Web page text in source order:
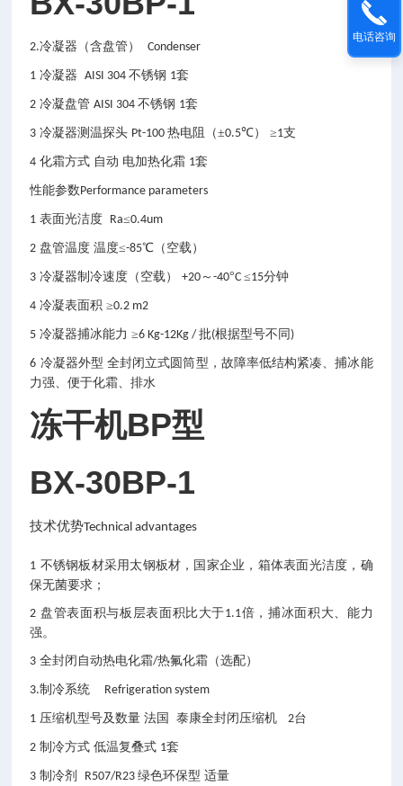
2.冷凝器（含盘管）Condenser
1 冷凝器 AISI 304不锈钢 1套
2 冷凝盘管AISI 304不锈钢 1套
3 冷凝器测温探头 Pt-100热电阻（±0.5℃） ≥1支
4 化霜方式 自动 电加热化霜 1套
性能参数Performance parameters
1 表面光洁度 Ra≤0.4um
2 盘管温度温度≤-85℃（空载）
3 冷凝器制冷速度（空载）+20 ～-40°C≤15分钟
4 冷凝表面积≥0.2 m2
5 冷凝器捕冰能力≥6 Kg-12Kg /批(根据型号不同)
6 冷凝器外型 全封闭立式圆筒型，故障率低结构紧凑、捕冰能
力强、便于化霜、排水
冻干机BP型
BX-30BP-1
技术优势Technical advantages
1 不锈钢板材采用太钢板材，国家企业，箱体表面光洁度，确
保无菌要求；
2 盘管表面积与板层表面积比大于1.1倍，捕冰面积大、能力
强。
3 全封闭自动热电化霜/热氟化霜（选配）
3.制冷系统 Refrigeration system
1 压缩机型号及数量法国 泰康全封闭压缩机 2台
2 制冷方式 低温复叠式 1套
3 制冷剂 R507/R23绿色环保型 适量
电话咨询